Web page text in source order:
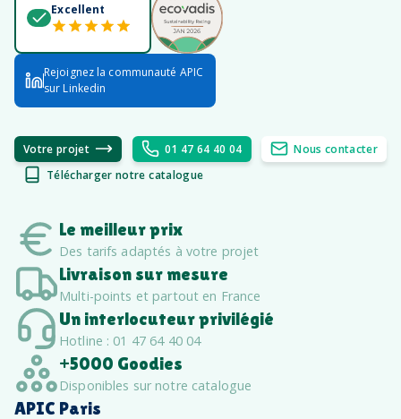
Excellent
Rejoignez la communauté APIC
sur Linkedin
Votre projet 01 47 64 40 04
Nous contacter
Télécharger notre catalogue
Le meilleur prix
Des tarifs adaptés à votre projet
Livraison sur mesure
Multi-points et partout en France
Un interlocuteur privilégié
Hotline : 01 47 64 40 04
+5000 Goodies
Disponibles sur notre catalogue
APIC Paris